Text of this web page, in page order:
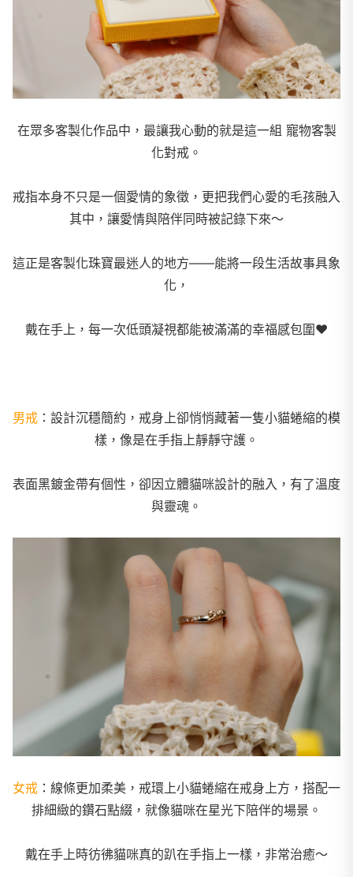
在眾多客製化作品中，最讓我心動的就是這一組 寵物客製
化對戒。
戒指本身不只是一個愛情的象徵， 更把我們心愛的毛孩融入
其中，讓愛情與陪伴同時被記錄下來～
這正是客製化珠寶最迷人的地方——能將一段生活故事具象
化，
戴在手上，每一次低頭凝視都能被滿滿的幸福感包圍❤️
男戒 ：設計沉穩簡約，戒身上卻悄悄藏著一隻小貓蜷縮的模
樣，像是在手指上靜靜守護。
表面黑鍍金帶有個性，卻因立體貓咪設計的融入， 有了溫度
與靈魂。
女戒 ：線條更加柔美，戒環上小貓蜷縮在戒身上方， 搭配一
排細緻的鑽石點綴，就像貓咪在星光下陪伴的場景。
戴在手上時彷彿貓咪真的趴在手指上一樣，非常治癒～